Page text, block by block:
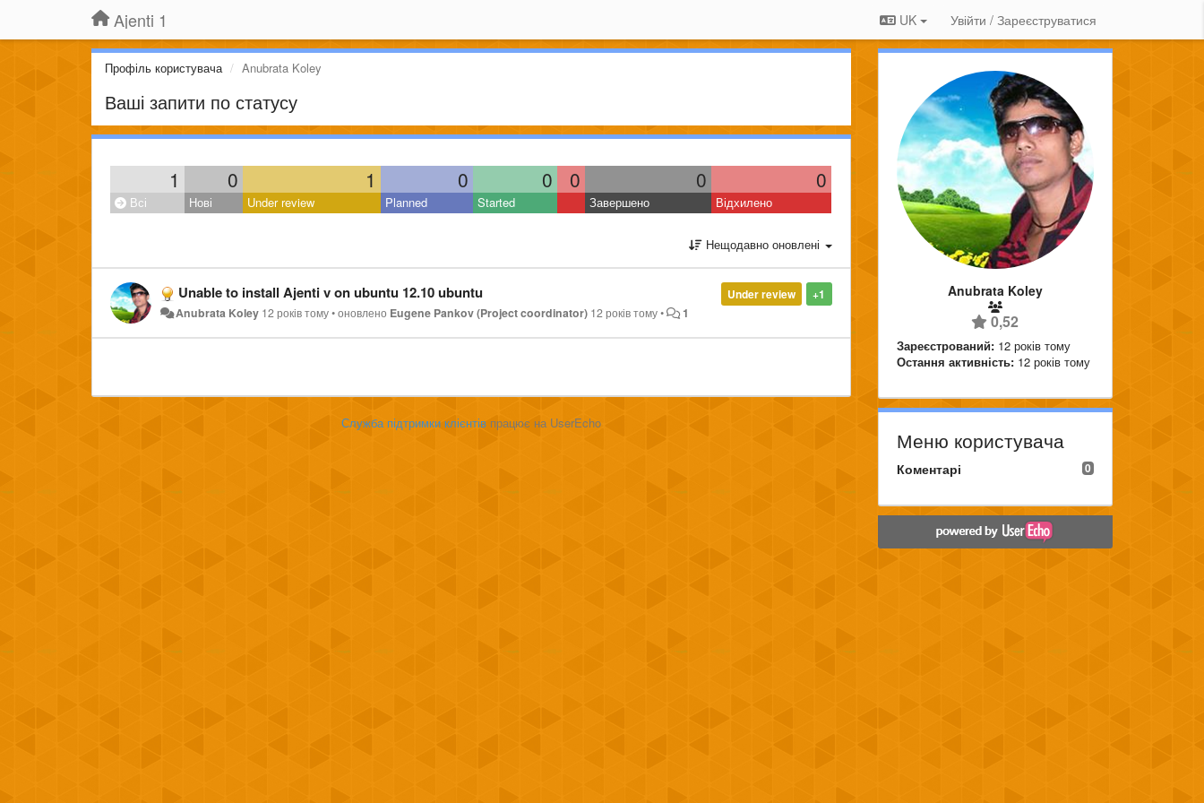
Ajenti 1 UK Увійти / Зареєструватися
Профіль користувача Anubrata Koley
Ваші запити по статусу
1 0 1 0 0 0 0 0
Всі Нові Under review Planned Started Завершено Відхилено
Нещодавно оновлені
+1
Under review
Unable to install Ajenti v on ubuntu 12.10 ubuntu
Anubrata Koley 12 років тому•оновлено Eugene Pankov (Project coordinator) 12 років тому• 1
Служба підтримки клієнтівпрацює на UserEcho
Anubrata Koley
0,52
Зареєстрований: 12 років тому
Остання активність: 12 років тому
Меню користувача
0
Коментарі